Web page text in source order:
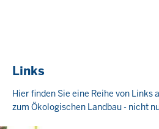
Links
Hier finden Sie eine Reihe von Links
zum Ökologischen Landbau - nicht